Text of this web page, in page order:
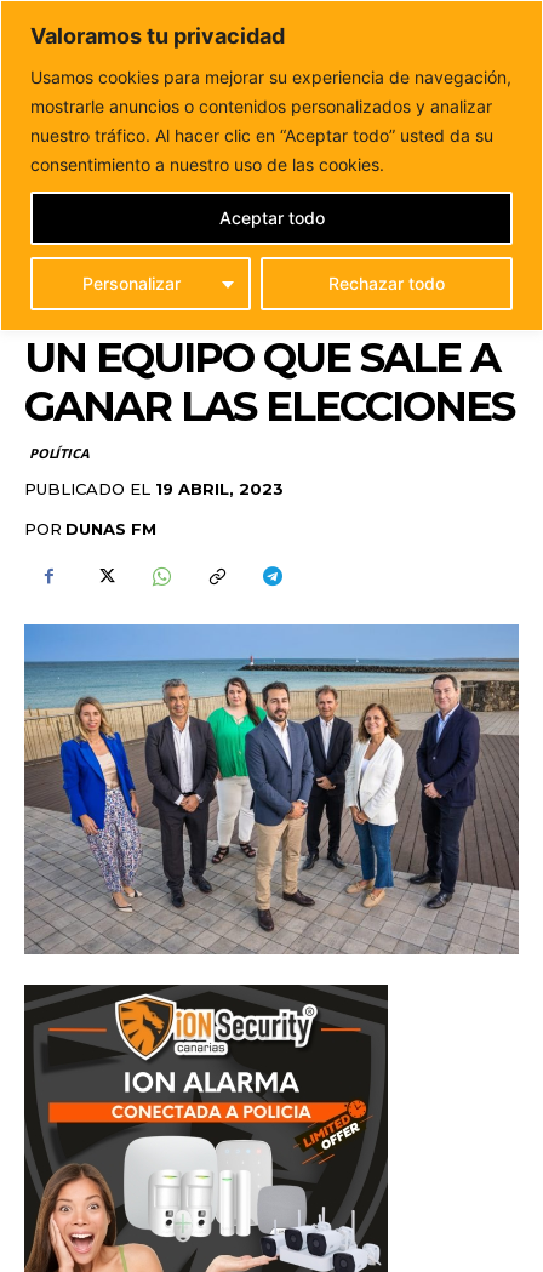
Valoramos tu privacidad
Usamos cookies para mejorar su experiencia de navegación,
mostrarle anuncios o contenidos personalizados y analizar
nuestro tráfico. Al hacer clic en “Aceptar todo” usted da su
consentimiento a nuestro uso de las cookies.
Personalizar Rechazar todo
Aceptar todo
DUNAS FM
Tu informacion de forma cercana
Inicio POLÍTICA
Manuel Hernández encabeza la lista al
Parlamento por Fuerteventura con un equipo...
MANUEL HERNÁNDEZ
ENCABEZA LA LISTA AL
PARLAMENTO POR
FUERTEVENTURA CON
UN EQUIPO QUE SALE A
GANAR LAS ELECCIONES
POLÍTICA
PUBLICADO EL 19 ABRIL, 2023
POR DUNAS FM